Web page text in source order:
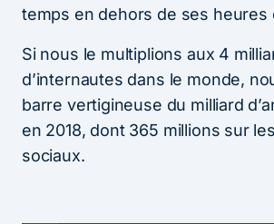
temps en dehors de ses heures
Si nous le multiplions aux 4
d’internautes dans le monde,
barre vertigineuse du milliard
en 2018, dont 365 millions sur
sociaux.